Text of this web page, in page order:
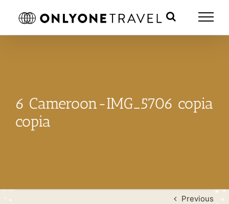
6 Cameroon-IMG_5706 copia
copia
Previous